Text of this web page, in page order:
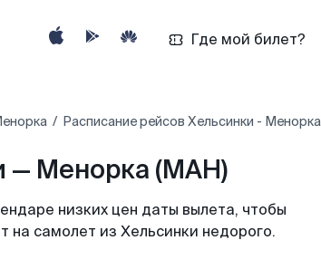
Где мой билет?
Расписание рейсов Хельсинки - Менорка
Менорка (MAH)
низких цен даты вылета, чтобы
на самолет из Хельсинки недорого.